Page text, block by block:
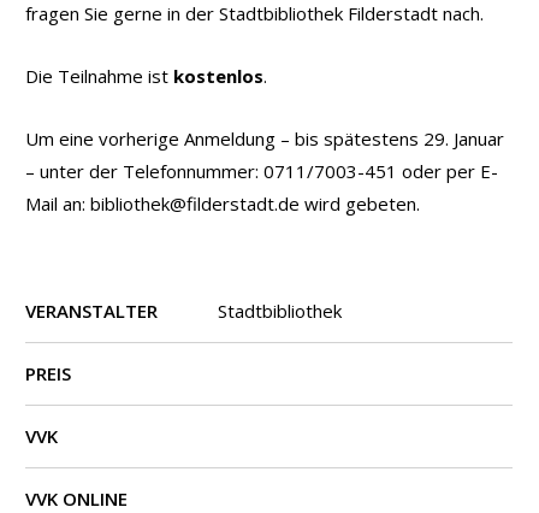
fragen Sie gerne in der Stadtbibliothek Filderstadt nach.
Die Teilnahme ist kostenlos.
Um eine vorherige Anmeldung – bis spätestens 29. Januar
– unter der Telefonnummer: 0711/7003-451 oder per E-
Mail an: bibliothek@filderstadt.de wird gebeten.
VERANSTALTER Stadtbibliothek
PREIS
VVK
VVK ONLINE